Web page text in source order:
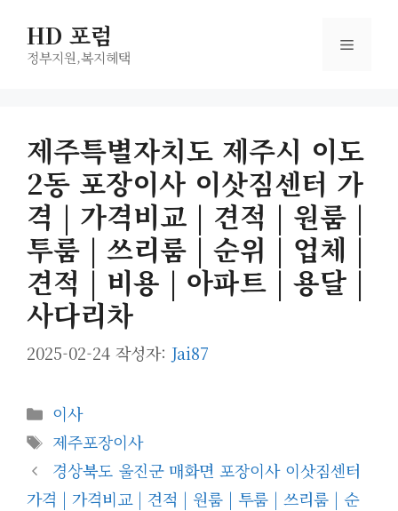
HD 포럼
정부지원,복지헤택
메
제주특별자치도 제주시 이도
2동 포장이사 이삿짐센터 가
격 | 가격비교 | 견적 | 원룸 |
투룸 | 쓰리룸 | 순위 | 업체 |
견적 | 비용 | 아파트 | 용달 |
사다리차
2025-02-24 작성자: Jai87
카
테
고
리
이사
태
그
제주포장이사
경상북도 울진군 매화면 포장이사 이삿짐센터
가격 | 가격비교 | 견적 | 원룸 | 투룸 | 쓰리룸 | 순